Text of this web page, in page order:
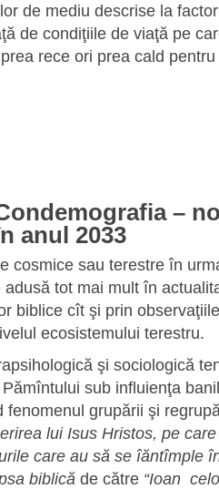
de mediu descrise la
de condiţiile de viaţă pe
rece ori prea cald
–
anul 2033
cosmice sau terestre în
tot mai mult în
biblice cît şi prin
ecosistemului terestru.
şi sociologică
sub influienţa
fenomenul grupării şi
lui Isus Hristos, pe
care au să se îăntîmple
biblică de către “Ioan